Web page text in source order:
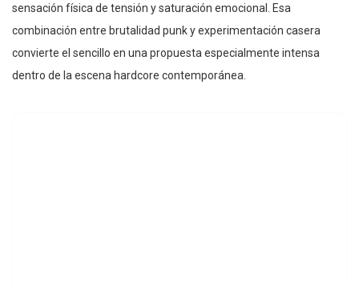
sensación física de tensión y saturación emocional. Esa
combinación entre brutalidad punk y experimentación casera
convierte el sencillo en una propuesta especialmente intensa
dentro de la escena hardcore contemporánea.